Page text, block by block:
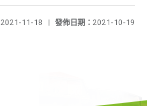
發佈日期： 2021-10-19
2021-11-18 |